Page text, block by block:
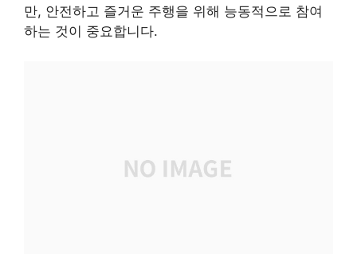
만, 안전하고 즐거운 주행을 위해 능동적으로 참여
하는 것이 중요합니다.